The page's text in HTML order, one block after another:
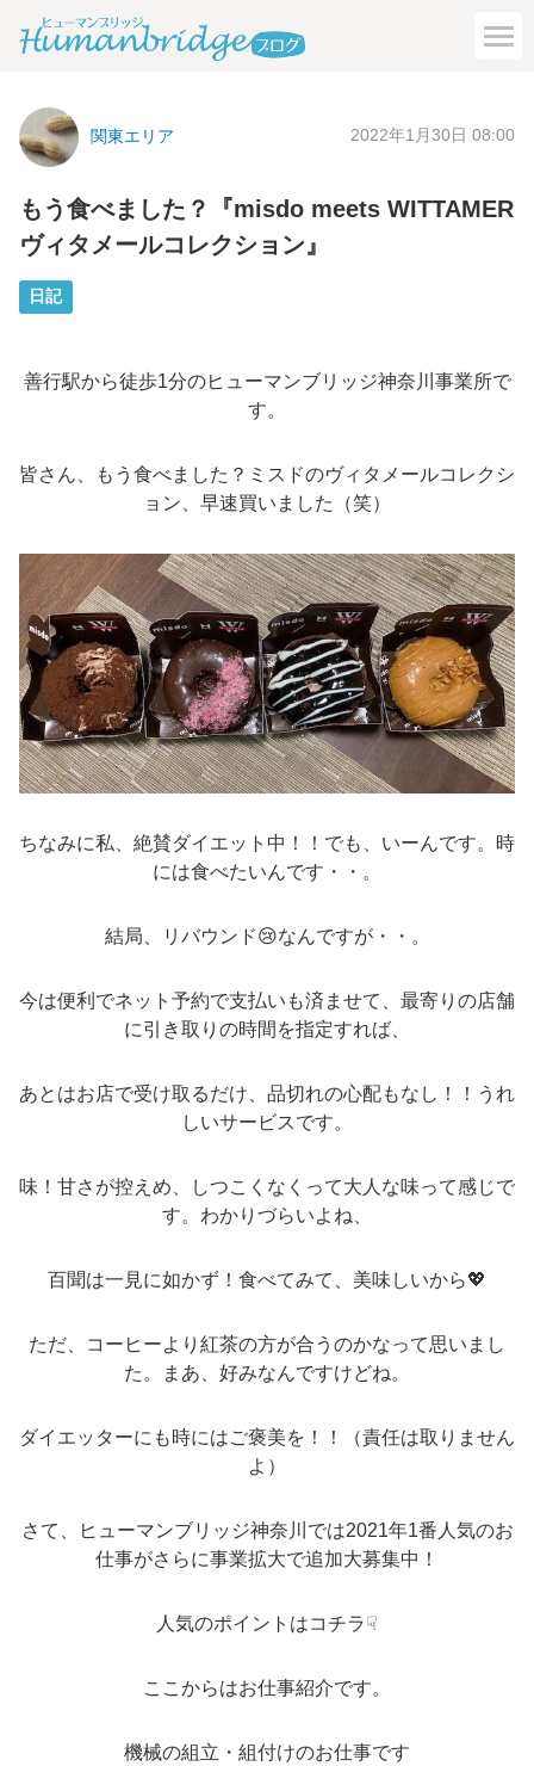
関東エリア 2022年1月30日 08:00
もう食べました？『misdo meets WITTAMER
ヴィタメールコレクション』
日記
善行駅から徒歩1分のヒューマンブリッジ神奈川事業所で
す。
皆さん、もう食べました？ミスドのヴィタメールコレクシ
ョン、早速買いました（笑）
ちなみに私、絶賛ダイエット中！！でも、いーんです。時
には食べたいんです・・。
結局、リバウンド😢なんですが・・。
今は便利でネット予約で支払いも済ませて、最寄りの店舗
に引き取りの時間を指定すれば、
あとはお店で受け取るだけ、品切れの心配もなし！！うれ
しいサービスです。
味！甘さが控えめ、しつこくなくって大人な味って感じで
す。わかりづらいよね、
百聞は一見に如かず！食べてみて、美味しいから💖
ただ、コーヒーより紅茶の方が合うのかなって思いまし
た。まあ、好みなんですけどね。
ダイエッターにも時にはご褒美を！！（責任は取りません
よ）
さて、ヒューマンブリッジ神奈川では2021年1番人気のお
仕事がさらに事業拡大で追加大募集中！
人気のポイントはコチラ☟
ここからはお仕事紹介です。
機械の組立・組付けのお仕事です